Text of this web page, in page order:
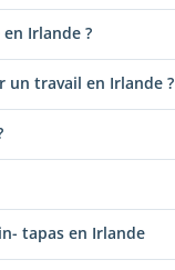
Irlande ?
un travail en Irlande ?
tapas en Irlande